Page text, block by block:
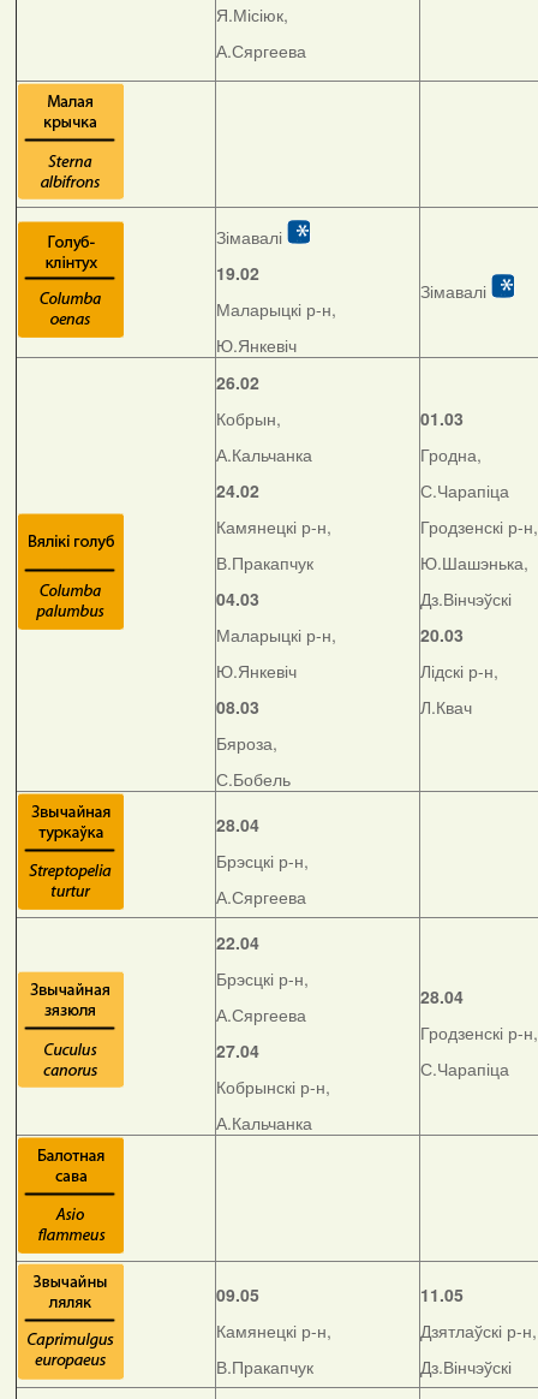
Я.Місіюк,
А.Сяргеева
Зімавалі
19.02
Маларыцкі р-н,
Ю.Янкевіч
Зімавалі
26.02
Кобрын,
А.Кальчанка
24.02
Камянецкі р-н,
В.Пракапчук
04.03
Маларыцкі р-н,
Ю.Янкевіч
08.03
Бяроза,
С.Бобель
01.03
Гродна,
С.Чарапіца
Гродзенскі р-н,
Ю.Шашэнька,
Дз.Вінчэўскі
20.03
Лідскі р-н,
Л.Квач
28.04
Брэсцкі р-н,
А.Сяргеева
22.04
Брэсцкі р-н,
А.Сяргеева
27.04
Кобрынскі р-н,
А.Кальчанка
28.04
Гродзенскі р-н,
С.Чарапіца
09.05
Камянецкі р-н,
В.Пракапчук
11.05
Дзятлаўскі р-н,
Дз.Вінчэўскі